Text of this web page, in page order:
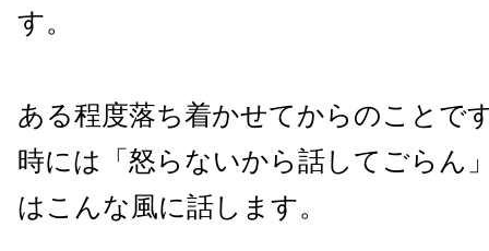
す。
ある程度落ち着かせてからのことで
時には「怒らないから話してごらん
はこんな風に話します。